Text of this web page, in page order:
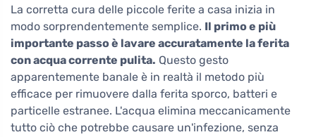
La corretta cura delle piccole ferite a casa inizia in
modo sorprendentemente semplice. Il primo e più
importante passo è lavare accuratamente la ferita
con acqua corrente pulita. Questo gesto
apparentemente banale è in realtà il metodo più
efficace per rimuovere dalla ferita sporco, batteri e
particelle estranee. L'acqua elimina meccanicamente
tutto ciò che potrebbe causare un'infezione, senza